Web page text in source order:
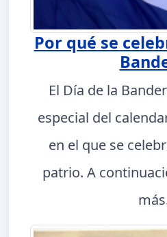
Por qué se
El Día de la
especial del
en el que se
patrio. A